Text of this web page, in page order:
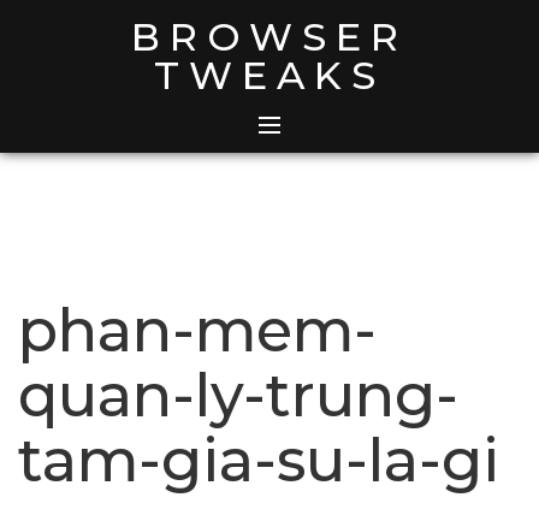
BROWSER
TWEAKS
phan-mem-
quan-ly-trung-
tam-gia-su-la-gi